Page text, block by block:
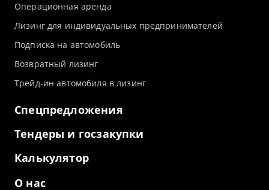
Операционная аренда
Лизинг для индивидуальных предпринимателей
Подписка на автомобиль
Возвратный лизинг
Трейд-ин автомобиля в лизинг
Спецпредложения
Тендеры и госзакупки
Калькулятор
О нас